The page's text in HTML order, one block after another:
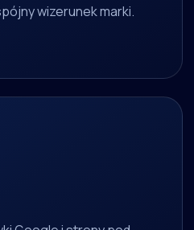
wizerunek marki.